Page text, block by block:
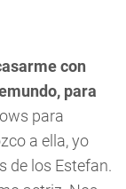
con
para
para
a ella, yo
de los Estefan.